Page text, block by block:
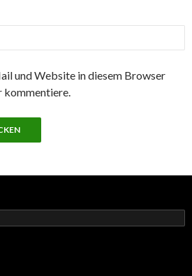
und Website in diesem Browser
kommentiere.